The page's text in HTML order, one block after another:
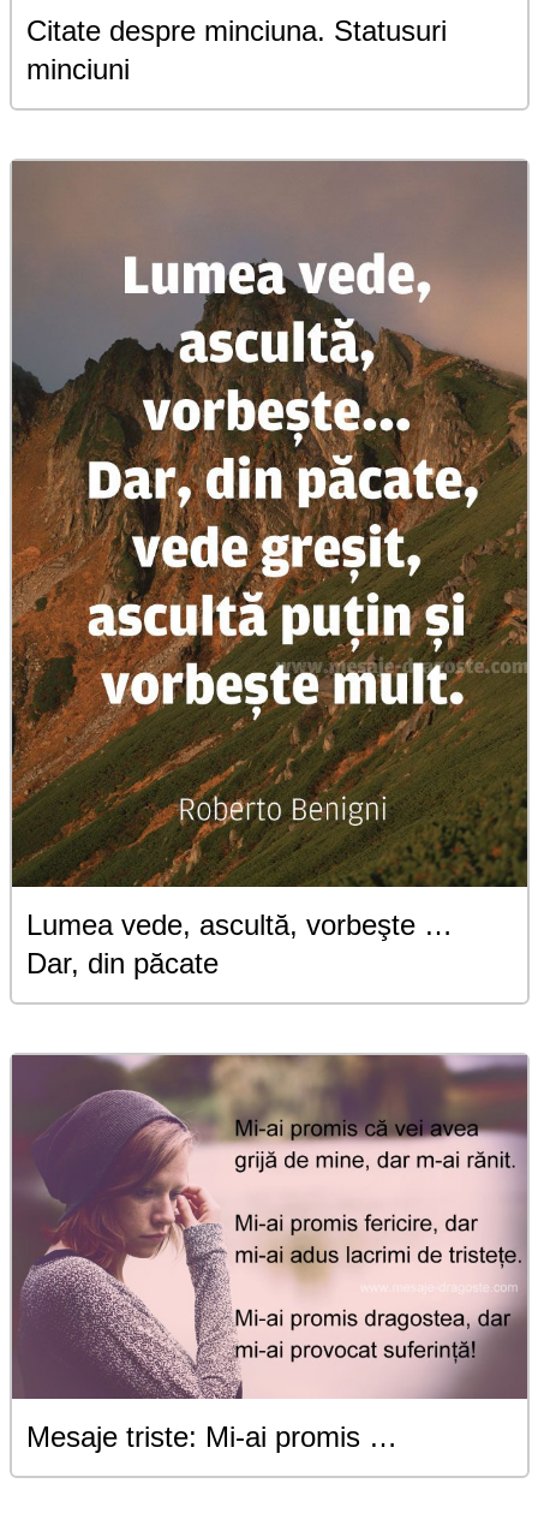
Citate despre minciuna. Statusuri
minciuni
Lumea vede, ascultă, vorbeşte …
Dar, din păcate
Mesaje triste: Mi-ai promis …